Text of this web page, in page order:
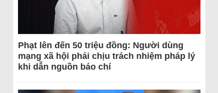
Phạt lên đến 50 triệu đồng: Người dùng
mạng xã hội phải chịu trách nhiệm pháp lý
khi dẫn nguồn báo chí